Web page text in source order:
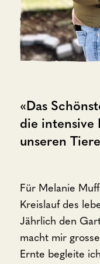
«Das
die intensive
unseren
Für Melanie
Kreislauf des
Jährlich den
macht mir
Ernte begleite